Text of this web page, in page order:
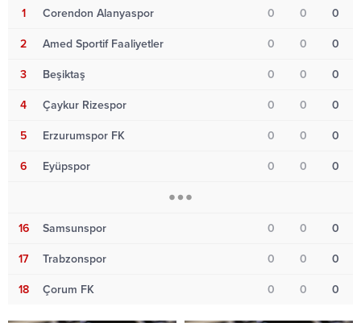
1 Corendon Alanyaspor 0 0 0
2 Amed Sportif Faaliyetler 0 0 0
3 Beşiktaş 0 0 0
4 Çaykur Rizespor 0 0 0
5 Erzurumspor FK 0 0 0
6 Eyüpspor 0 0 0
16 Samsunspor 0 0 0
17 Trabzonspor 0 0 0
18 Çorum FK 0 0 0